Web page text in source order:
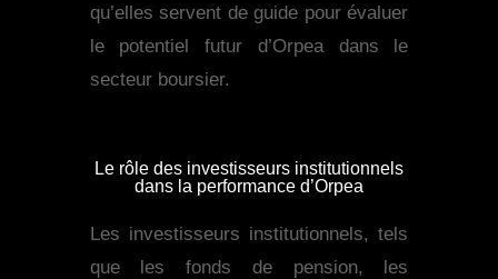
qu’elles servent de guide pour évaluer
le potentiel futur d’Orpea dans le
secteur boursier.
Le rôle des investisseurs institutionnels
dans la performance d’Orpea
Les investisseurs institutionnels, tels
que les fonds de pension, les